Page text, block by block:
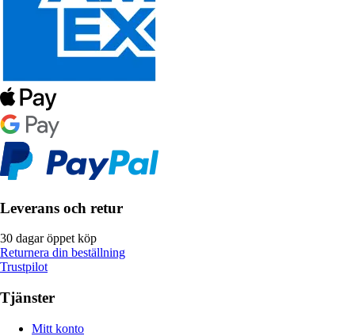
Leverans och retur
30 dagar öppet köp
Returnera din beställning
Trustpilot
Tjänster
Mitt konto